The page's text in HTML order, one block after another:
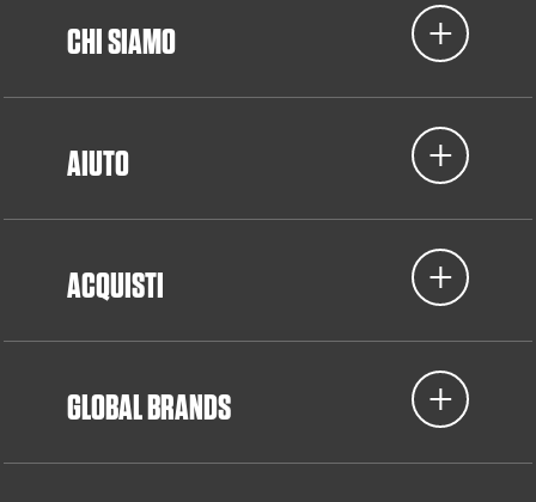
CHI SIAMO
AIUTO
ACQUISTI
GLOBAL BRANDS